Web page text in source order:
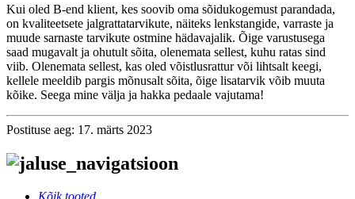
Kui oled B-end klient, kes soovib oma sõidukogemust parandada,
on kvaliteetsete jalgrattatarvikute, näiteks lenkstangide, varraste ja
muude sarnaste tarvikute ostmine hädavajalik. Õige varustusega
saad mugavalt ja ohutult sõita, olenemata sellest, kuhu ratas sind
viib. Olenemata sellest, kas oled võistlusrattur või lihtsalt keegi,
kellele meeldib pargis mõnusalt sõita, õige lisatarvik võib muuta
kõike. Seega mine välja ja hakka pedaale vajutama!
Postituse aeg: 17. märts 2023